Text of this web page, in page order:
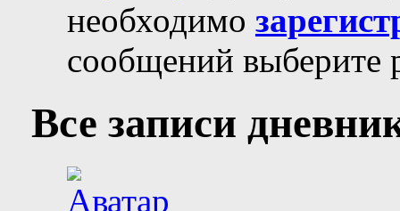
необходимо
сообщений выберите
Все записи